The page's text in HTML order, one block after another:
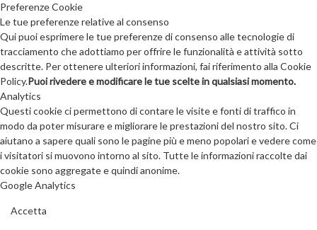
Preferenze Cookie
Le tue preferenze relative al consenso
Qui puoi esprimere le tue preferenze di consenso alle tecnologie di
tracciamento che adottiamo per offrire le funzionalità e attività sotto
descritte. Per ottenere ulteriori informazioni, fai riferimento alla Cookie
Policy.Puoi rivedere e modificare le tue scelte in qualsiasi momento.
Analytics
Questi cookie ci permettono di contare le visite e fonti di traffico in
modo da poter misurare e migliorare le prestazioni del nostro sito. Ci
aiutano a sapere quali sono le pagine più e meno popolari e vedere come
i visitatori si muovono intorno al sito. Tutte le informazioni raccolte dai
cookie sono aggregate e quindi anonime.
Google Analytics
Accetta